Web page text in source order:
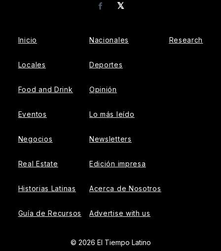
𝕏
Facebook
Inicio
Locales
Food and Drink
Eventos
Negocios
Real Estate
Historias Latinas
Guía de Recursos
Nacionales
Deportes
Opinión
Lo más leído
Newsletters
Edición impresa
Acerca de Nosotros
Advertise with us
Research
© 2026 El Tiempo Latino